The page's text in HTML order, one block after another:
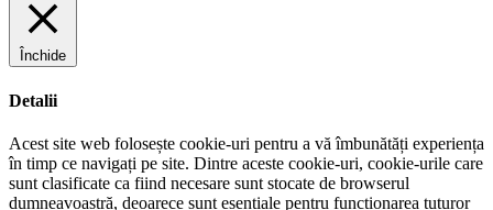
Închide
Detalii
Acest site web folosește cookie-uri pentru a vă îmbunătăți experiența
în timp ce navigați pe site. Dintre aceste cookie-uri, cookie-urile care
sunt clasificate ca fiind necesare sunt stocate de browserul
dumneavoastră, deoarece sunt esențiale pentru funcționarea tuturor